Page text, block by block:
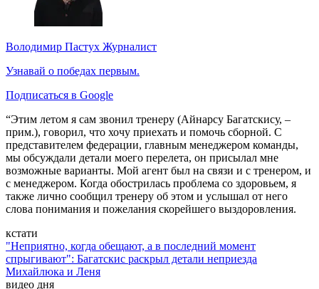
Володимир Пастух Журналист
Узнавай о победах первым.
Подписаться в Google
“Этим летом я сам звонил тренеру (Айнарсу Багатскису, –
прим.), говорил, что хочу приехать и помочь сборной. С
представителем федерации, главным менеджером команды,
мы обсуждали детали моего перелета, он присылал мне
возможные варианты. Мой агент был на связи и с тренером, и
с менеджером. Когда обострилась проблема со здоровьем, я
также лично сообщил тренеру об этом и услышал от него
слова понимания и пожелания скорейшего выздоровления.
кстати
"Неприятно, когда обещают, а в последний момент
спрыгивают": Багатскис раскрыл детали неприезда
Михайлюка и Леня
видео дня